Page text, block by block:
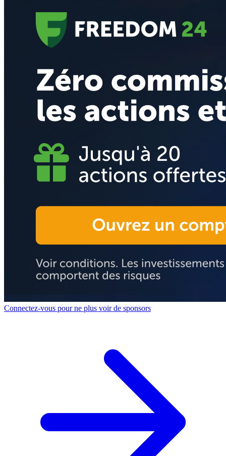
Connectez-vous pour ne plus voir de sponsors